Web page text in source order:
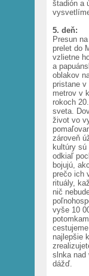
štadión a
5. deň:
Presun
prelet do
vzlietne
a
oblakov
pristane
metrov v
rokoch
sveta.
život vo
zároveň
kultúry
odkiaľ
bojujú,
prečo ich
rituály,
nič
vyše 10
najlepšie
slnka nad
dážď.